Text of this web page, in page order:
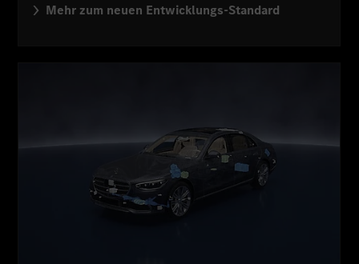
Mehr zum neuen Entwicklungs-Standard